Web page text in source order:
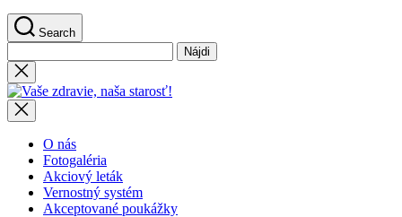
Search
Close
search
O nás
Fotogaléria
Akciový leták
Vernostný systém
Akceptované poukážky